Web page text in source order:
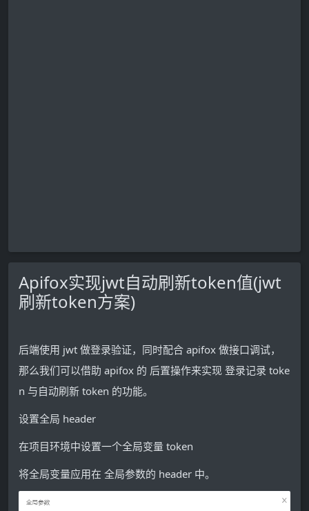
Apifox实现jwt自动刷新token值(jwt
刷新token方案)
后端使用 jwt 做登录验证，同时配合 apifox 做接口调试，
那么我们可以借助 apifox 的 后置操作来实现 登录记录 toke
n 与自动刷新 token 的功能。
设置全局 header
在项目环境中设置一个全局变量 token
将全局变量应用在 全局参数的 header 中。